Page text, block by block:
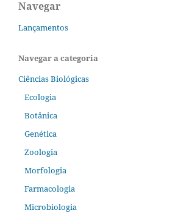
Navegar
Lançamentos
Navegar a categoria
Ciências Biológicas
Ecologia
Botânica
Genética
Zoologia
Morfologia
Farmacologia
Microbiologia